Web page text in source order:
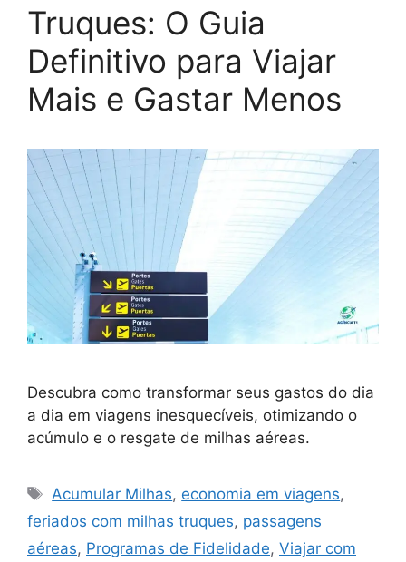
Truques: O Guia
Definitivo para Viajar
Mais e Gastar Menos
Descubra como transformar seus gastos do dia
a dia em viagens inesquecíveis, otimizando o
acúmulo e o resgate de milhas aéreas.
Tags
Acumular Milhas, economia em viagens,
feriados com milhas truques, passagens
aéreas, Programas de Fidelidade, Viajar com